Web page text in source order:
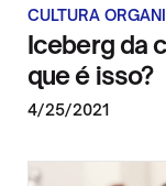
CULTURA
Iceberg da
que é isso?
4/25/2021